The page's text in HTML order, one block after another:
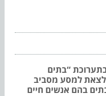
חווייתי חדש לגילי 6-9 בתערוכת “בתים
לצאת למסע מסביב
בהם אנשים חיים